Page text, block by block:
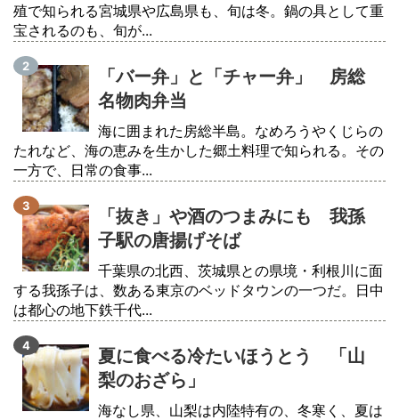
殖で知られる宮城県や広島県も、旬は冬。鍋の具として重
宝されるのも、旬が...
「バー弁」と「チャー弁」 房総
名物肉弁当
海に囲まれた房総半島。なめろうやくじらの
たれなど、海の恵みを生かした郷土料理で知られる。その
一方で、日常の食事...
「抜き」や酒のつまみにも 我孫
子駅の唐揚げそば
千葉県の北西、茨城県との県境・利根川に面
する我孫子は、数ある東京のベッドタウンの一つだ。日中
は都心の地下鉄千代...
夏に食べる冷たいほうとう 「山
梨のおざら」
海なし県、山梨は内陸特有の、冬寒く、夏は